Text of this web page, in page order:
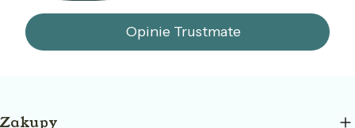
Opinie Trustmate
Linki w stopce
Zakupy